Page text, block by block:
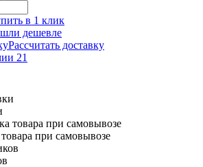
в 1 клик
дешевле
Рассчитать доставку
21
при самовывозе